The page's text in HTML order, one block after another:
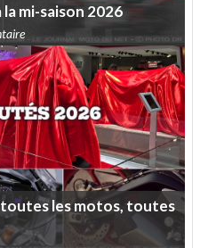
lami-saison 2026
touteslesmotos,toutes